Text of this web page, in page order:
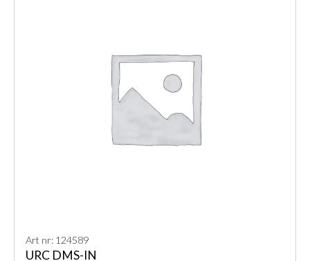
Art nr: 124589
URC DMS-IN